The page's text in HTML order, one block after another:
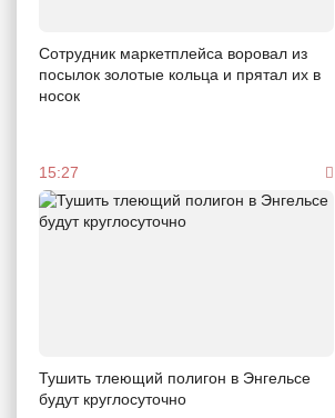
Сотрудник маркетплейса воровал из
посылок золотые кольца и прятал их в
носок
15:27
Тушить тлеющий полигон в Энгельсе
будут круглосуточно